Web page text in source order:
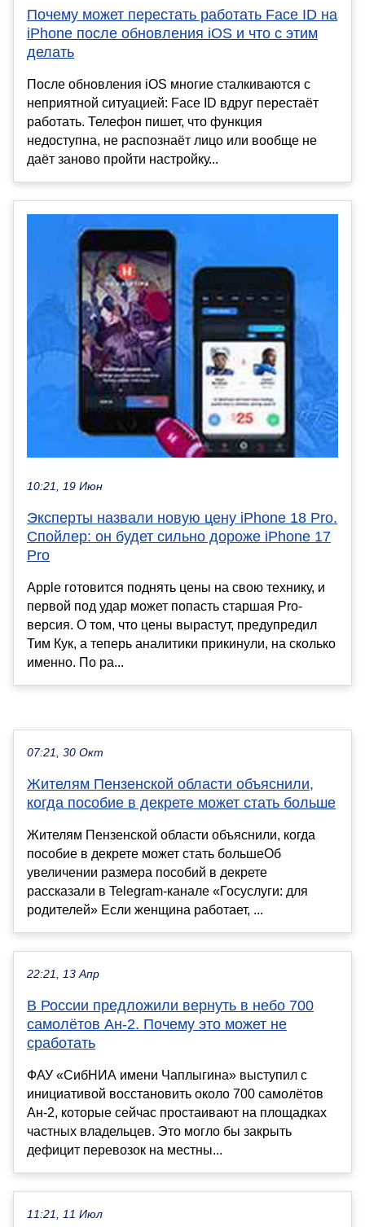
Почему может перестать работать Face ID на
iPhone после обновления iOS и что с этим
делать
После обновления iOS многие сталкиваются с
неприятной ситуацией: Face ID вдруг перестаёт
работать. Телефон пишет, что функция
недоступна, не распознаёт лицо или вообще не
даёт заново пройти настройку...
10:21, 19 Июн
Эксперты назвали новую цену iPhone 18 Pro.
Спойлер: он будет сильно дороже iPhone 17
Pro
Apple готовится поднять цены на свою технику, и
первой под удар может попасть старшая Pro-
версия. О том, что цены вырастут, предупредил
Тим Кук, а теперь аналитики прикинули, на сколько
именно. По ра...
07:21, 30 Окт
Жителям Пензенской области объяснили,
когда пособие в декрете может стать больше
Жителям Пензенской области объяснили, когда
пособие в декрете может стать большеОб
увеличении размера пособий в декрете
рассказали в Telegram-канале «Госуслуги: для
родителей» Если женщина работает, ...
22:21, 13 Апр
В России предложили вернуть в небо 700
самолётов Ан-2. Почему это может не
сработать
ФАУ «СибНИА имени Чаплыгина» выступил с
инициативой восстановить около 700 самолётов
Ан-2, которые сейчас простаивают на площадках
частных владельцев. Это могло бы закрыть
дефицит перевозок на местны...
11:21, 11 Июл